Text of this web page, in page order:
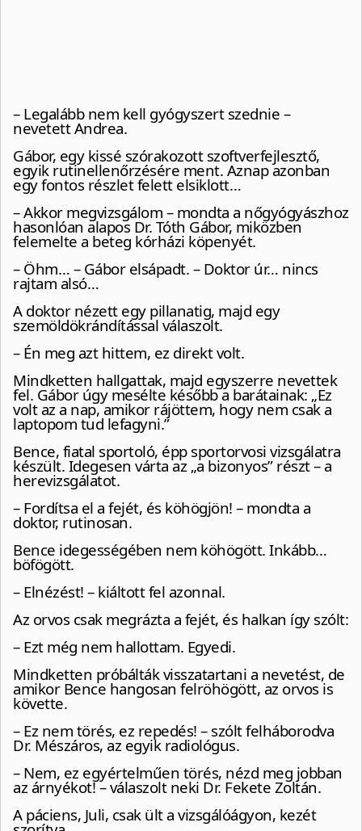
– Legalább nem kell gyógyszert szednie –
nevetett Andrea.
Gábor, egy kissé szórakozott szoftverfejlesztő,
egyik rutinellenőrzésére ment. Aznap azonban
egy fontos részlet felett elsiklott…
– Akkor megvizsgálom – mondta a nőgyógyászhoz
hasonlóan alapos Dr. Tóth Gábor, miközben
felemelte a beteg kórházi köpenyét.
– Öhm… – Gábor elsápadt. – Doktor úr… nincs
rajtam alsó…
A doktor nézett egy pillanatig, majd egy
szemöldökrándítással válaszolt.
– Én meg azt hittem, ez direkt volt.
Mindketten hallgattak, majd egyszerre nevettek
fel. Gábor úgy mesélte később a barátainak: „Ez
volt az a nap, amikor rájöttem, hogy nem csak a
laptopom tud lefagyni.”
Bence, fiatal sportoló, épp sportorvosi vizsgálatra
készült. Idegesen várta az „a bizonyos” részt – a
herevizsgálatot.
– Fordítsa el a fejét, és köhögjön! – mondta a
doktor, rutinosan.
Bence idegességében nem köhögött. Inkább…
böfögött.
– Elnézést! – kiáltott fel azonnal.
Az orvos csak megrázta a fejét, és halkan így szólt:
– Ezt még nem hallottam. Egyedi.
Mindketten próbálták visszatartani a nevetést, de
amikor Bence hangosan felröhögött, az orvos is
követte.
– Ez nem törés, ez repedés! – szólt felháborodva
Dr. Mészáros, az egyik radiológus.
– Nem, ez egyértelműen törés, nézd meg jobban
az árnyékot! – válaszolt neki Dr. Fekete Zoltán.
A páciens, Juli, csak ült a vizsgálóágyon, kezét